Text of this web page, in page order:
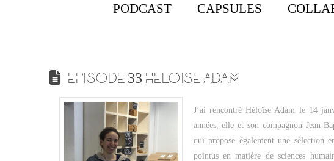
PODCAST CAPSULES
EPISODE 33 HELOISE ADAM
J’ai rencontré Héloïse Adam le 14
années, elle et son compagnon Jean-
qui propose également une sélection
pointus en matière de sciences